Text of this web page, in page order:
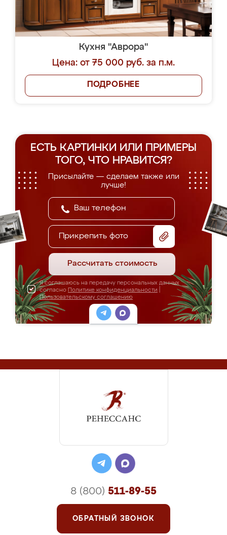
Кухня "Аврора"
Цена: от 75 000 руб. за п.м.
ПОДРОБНЕЕ
ЕСТЬ КАРТИНКИ ИЛИ ПРИМЕРЫ
ТОГО, ЧТО НРАВИТСЯ?
Присылайте — сделаем также или
лучше!
Прикрепить фото
Рассчитать стоимость
Я соглашаюсь на передачу персональных данных
согласно Политике конфиденциальности
Пользовательскому соглашению
8 (800) 511-89-55
ОБРАТНЫЙ ЗВОНОК